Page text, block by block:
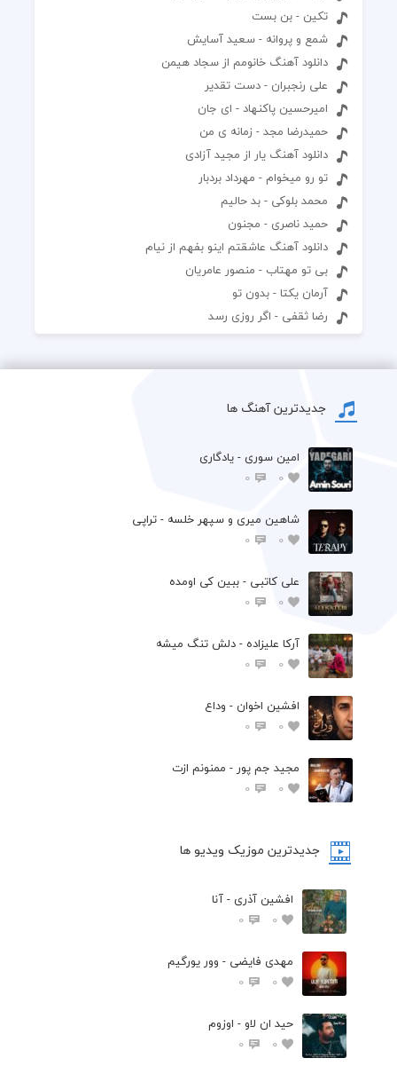
تکین - بن بست
شمع و پروانه - سعید آسایش
دانلود آهنگ خانومم از سجاد هیمن
علی رنجبران - دست تقدیر
امیرحسین پاکنهاد - ای جان
حمیدرضا مجد - زمانه ی من
دانلود آهنگ یار از مجید آزادی
تو رو میخوام - مهرداد بردبار
محمد بلوکی - بد حالیم
حمید ناصری - مجنون
دانلود آهنگ عاشقتم اینو بفهم از نیام
بی تو مهتاب - منصور عامریان
آرمان یکتا - بدون تو
رضا ثقفی - اگر روزی رسد
جدیدترین آهنگ ها
امین سوری - یادگاری
0
0
شاهین میری و سپهر خلسه - تراپی
0
0
علی کاتبی - ببین کی اومده
0
0
آرکا علیزاده - دلش تنگ میشه
0
0
افشين اخوان - وداع
0
0
مجید جم پور - ممنونم ازت
0
0
جدیدترین موزیک ویدیو ها
افشین آذری - آنا
0
0
مهدی فایضی - وور یورگیم
0
0
حید ان لاو - اوزوم
0
0